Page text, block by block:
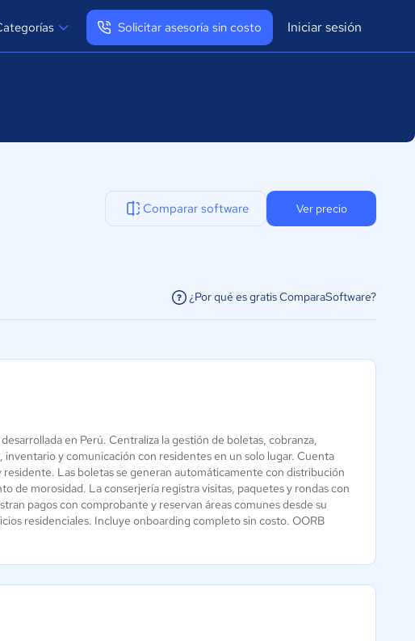
Solicitar asesoría sin costo Iniciar sesión
Comparar software Ver precio
¿Por qué es gratis ComparaSoftware?
Vivook
5 / 5
Dragonfish
4.3 / 5
en Perú. Centraliza la gestión de boletas, cobranza,
y comunicación con residentes en un solo lugar. Cuenta
Las boletas se generan automáticamente con distribución
de morosidad. La conserjería registra visitas, paquetes y rondas con
pagos con comprobante y reservan áreas comunes desde su
residenciales. Incluye onboarding completo sin costo. OORB